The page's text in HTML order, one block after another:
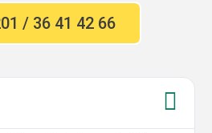
/ 36 41 42 66